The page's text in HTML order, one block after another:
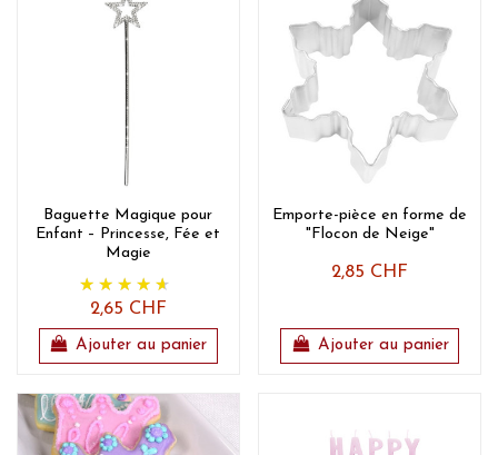
Baguette Magique pour
Enfant – Princesse, Fée et
Magie
2,65 CHF
Ajouter au panier
Emporte-pièce en forme de
"Flocon de Neige"
2,85 CHF
Ajouter au panier